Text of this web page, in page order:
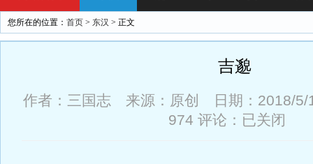
您所在的位置： 首页 > 东汉 > 正文
吉邈
作者：三国志 来源：原创 日期：2018/
974 评论：已关闭